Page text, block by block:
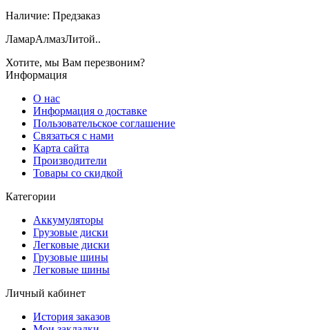
Наличие: Предзаказ
ЛамарАлмазЛитой..
Хотите, мы Вам перезвоним?
Информация
О нас
Информация о доставке
Пользовательское соглашение
Связаться с нами
Карта сайта
Производители
Товары со скидкой
Категории
Аккумуляторы
Грузовые диски
Легковые диски
Грузовые шины
Легковые шины
Личный кабинет
История заказов